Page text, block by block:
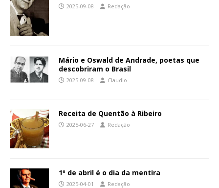
2025-09-08 Redação
Mário e Oswald de Andrade, poetas que
descobriram o Brasil
2025-09-08 Claudio
Receita de Quentão à Ribeiro
2025-06-27 Redação
1º de abril é o dia da mentira
2025-04-01 Redação